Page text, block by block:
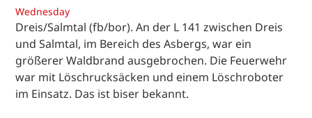
Wednesday
Dreis/Salmtal (fb/bor). An der L 141 zwischen Dreis
und Salmtal, im Bereich des Asbergs, war ein
größerer Waldbrand ausgebrochen. Die Feuerwehr
war mit Löschrucksäcken und einem Löschroboter
im Einsatz. Das ist biser bekannt.